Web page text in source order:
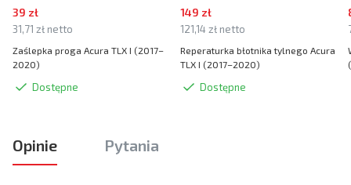
39 zł
31,71 zł netto
Zaślepka proga Acura TLX I (2017–
2020)
Dostępne
149 zł
121,14 zł netto
Reperaturka błotnika tylnego Acura
TLX I (2017–2020)
Dostępne
Opinie Pytania